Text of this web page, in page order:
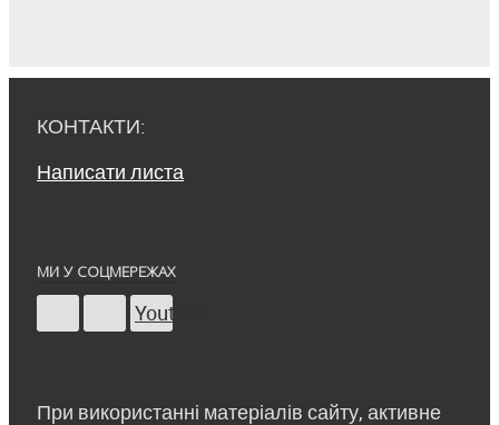
КОНТАКТИ:
Написати листа
МИ У СОЦМЕРЕЖАХ
Youtube
При використанні матеріалів сайту, активне